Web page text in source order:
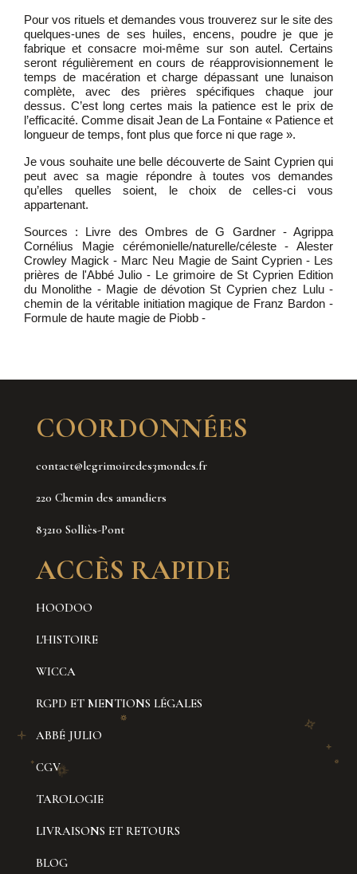
Pour vos rituels et demandes vous trouverez sur le site des
quelques-unes de ses huiles, encens, poudre je que je
fabrique et consacre moi-même sur son autel. Certains
seront régulièrement en cours de réapprovisionnement le
temps de macération et charge dépassant une lunaison
complète, avec des prières spécifiques chaque jour
dessus. C’est long certes mais la patience est le prix de
l’efficacité. Comme disait Jean de La Fontaine « Patience et
longueur de temps, font plus que force ni que rage ».
Je vous souhaite une belle découverte de Saint Cyprien qui
peut avec sa magie répondre à toutes vos demandes
qu’elles quelles soient, le choix de celles-ci vous
appartenant.
Sources : Livre des Ombres de G Gardner - Agrippa
Cornélius Magie cérémonielle/naturelle/céleste - Alester
Crowley Magick - Marc Neu Magie de Saint Cyprien - Les
prières de l'Abbé Julio - Le grimoire de St Cyprien Edition
du Monolithe - Magie de dévotion St Cyprien chez Lulu -
chemin de la véritable initiation magique de Franz Bardon -
Formule de haute magie de Piobb -
COORDONNÉES
contact@legrimoiredes3mondes.fr
220 Chemin des amandiers
83210 Solliès-Pont
ACCÈS RAPIDE
HOODOO
L'HISTOIRE
WICCA
RGPD ET MENTIONS LÉGALES
ABBÉ JULIO
CGV
TAROLOGIE
LIVRAISONS ET RETOURS
BLOG